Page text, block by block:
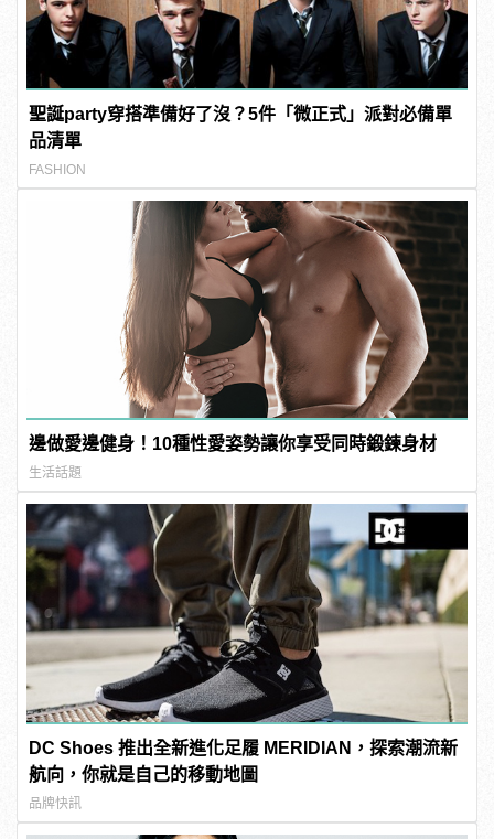
聖誕party穿搭準備好了沒？5件「微正式」派對必備單
品清單
FASHION
邊做愛邊健身！10種性愛姿勢讓你享受同時鍛鍊身材
生活話題
DC Shoes 推出全新進化足履 MERIDIAN，探索潮流新
航向，你就是自己的移動地圖
品牌快訊